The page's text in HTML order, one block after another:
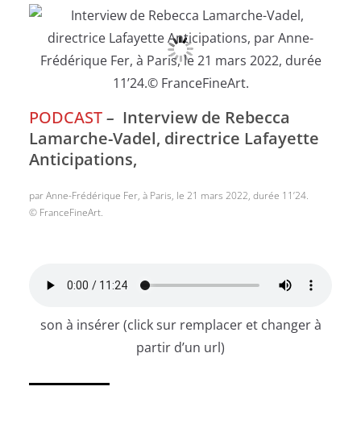
PODCAST– Interview de Rebecca
Lamarche-Vadel, directrice Lafayette
Anticipations,
par Anne-Frédérique Fer, à Paris, le 21 mars 2022, durée 11’24.
© FranceFineArt.
son à insérer (click sur remplacer et changer à
partir d’un url)